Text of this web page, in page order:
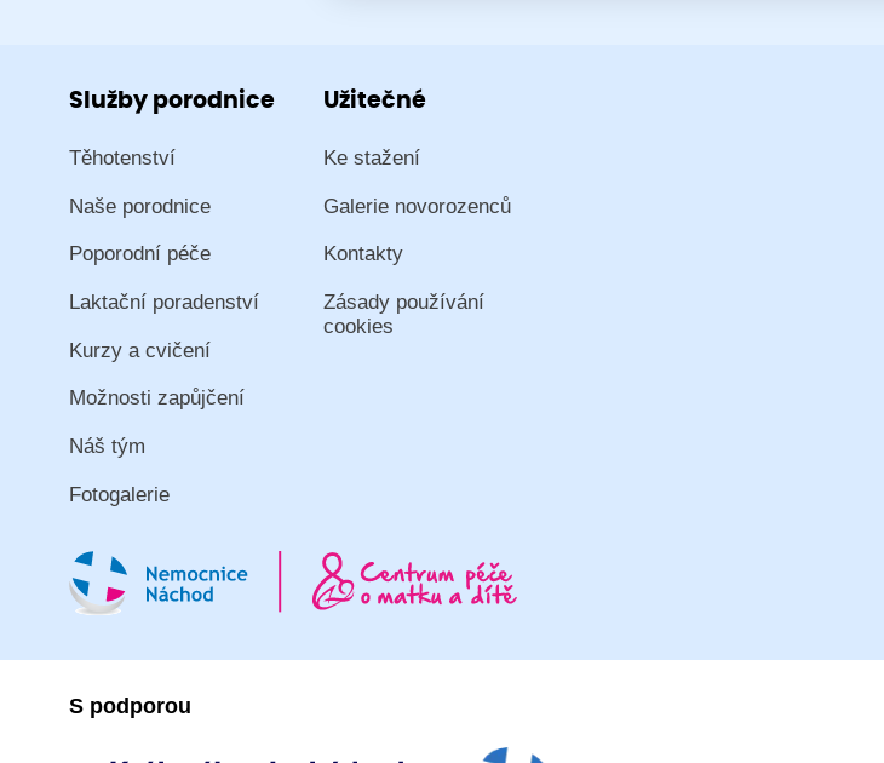
Služby porodnice
Těhotenství
Naše porodnice
Poporodní péče
Laktační poradenství
Kurzy a cvičení
Možnosti zapůjčení
Náš tým
Fotogalerie
Užitečné
Ke stažení
Galerie novorozenců
Kontakty
Zásady používání
cookies
S podporou